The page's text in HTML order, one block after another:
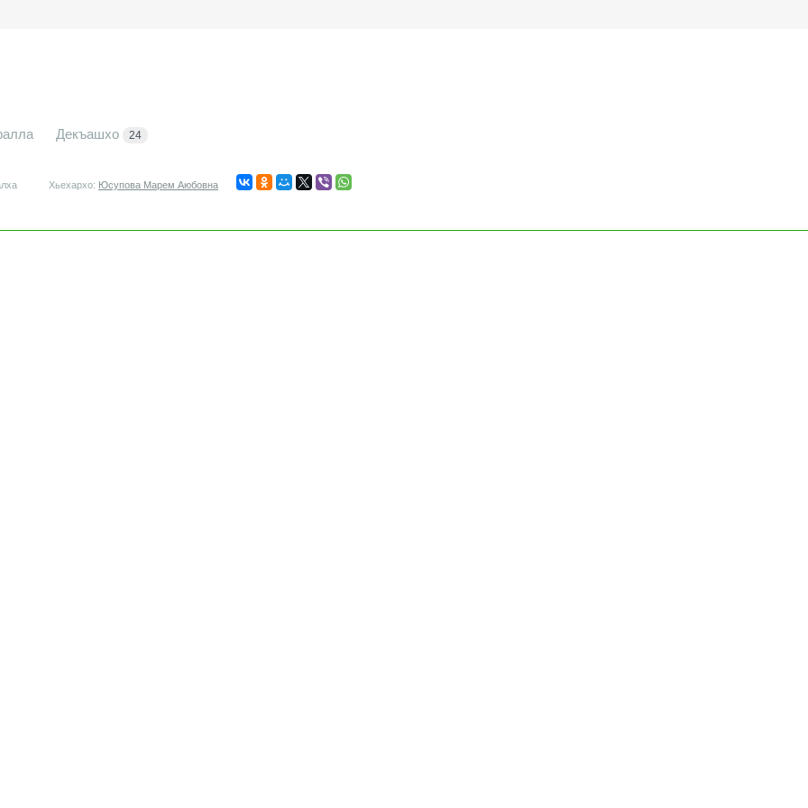
Декъашхо 24
Хьехархо: Юсупова Марем Аюбовна